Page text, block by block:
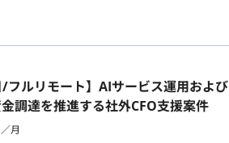
/フルリモート】AIサービス運用および
調達を推進する社外CFO支援案件
月